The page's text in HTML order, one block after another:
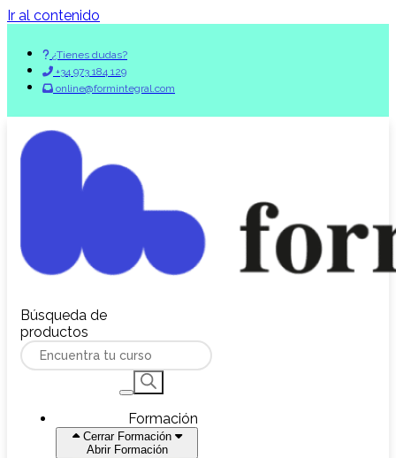
Ir al contenido
¿Tienes dudas?
+34 973 184 129
online@formintegral.com
Búsqueda de
productos
Formación
Cerrar Formación
Abrir Formación